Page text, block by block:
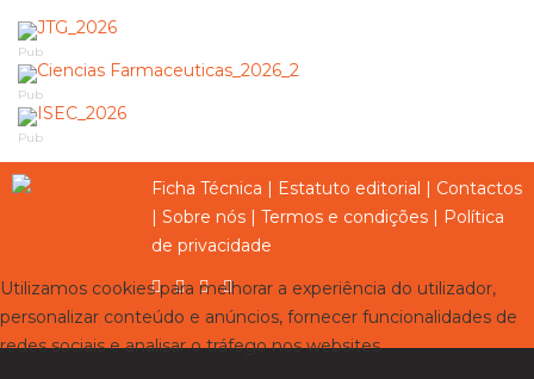
Pub
Pub
Pub
Ficha Técnica | Estatuto editorial | Contactos
| Sobre nós | Termos e condições | Política
de privacidade
Utilizamos cookies para melhorar a experiência do utilizador,
personalizar conteúdo e anúncios, fornecer funcionalidades de
redes sociais e analisar o tráfego nos websites.